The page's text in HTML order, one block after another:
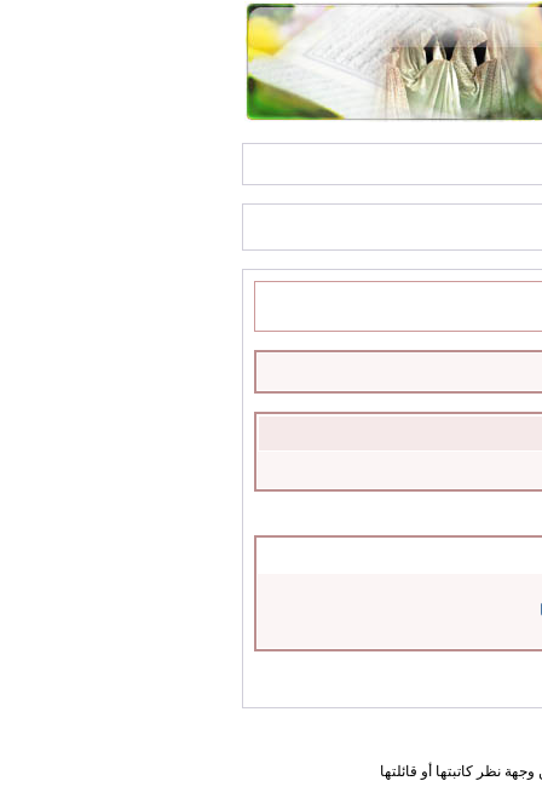
نظر كاتبتها أو قائلتها